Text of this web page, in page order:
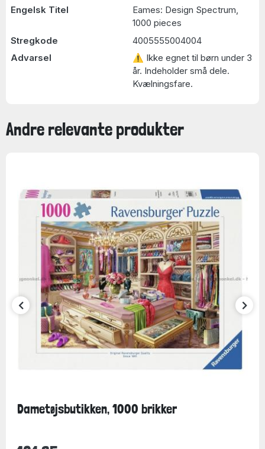
Engelsk Titel
Eames: Design Spectrum,
1000 pieces
Stregkode
4005555004004
Advarsel
⚠ Ikke egnet til børn under 3
år. Indeholder små dele.
Kvælningsfare.
Andre relevante produkter
Dametøjsbutikken, 1000 brikker